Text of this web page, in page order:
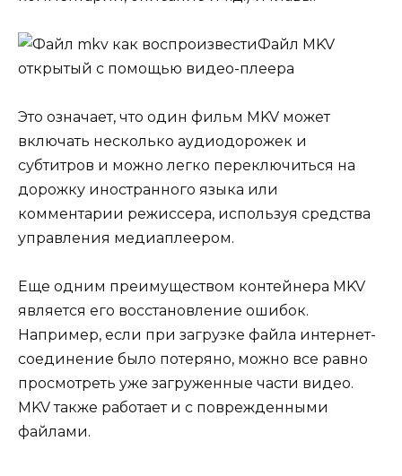
Файл MKV
открытый с помощью видео-плеера
Это означает, что один фильм MKV может
включать несколько аудиодорожек и
субтитров и можно легко переключиться на
дорожку иностранного языка или
комментарии режиссера, используя средства
управления медиаплеером.
Еще одним преимуществом контейнера MKV
является его восстановление ошибок.
Например, если при загрузке файла интернет-
соединение было потеряно, можно все равно
просмотреть уже загруженные части видео.
MKV также работает и с поврежденными
файлами.